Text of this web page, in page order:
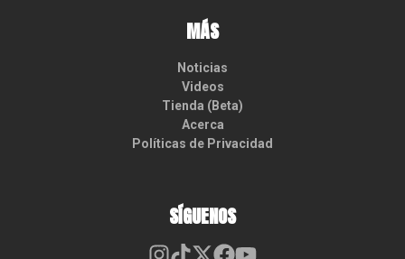
MÁS
Noticias
Videos
Tienda (Beta)
Acerca
Políticas de Privacidad
SÍGUENOS